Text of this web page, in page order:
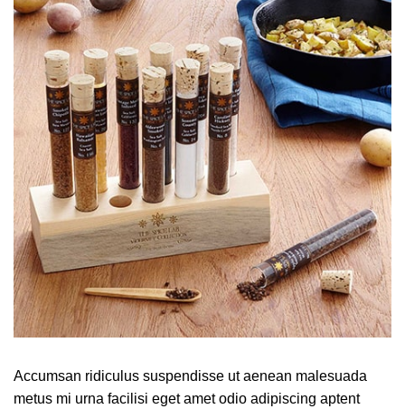
Accumsan ridiculus suspendisse ut aenean malesuada
metus mi urna facilisi eget amet odio adipiscing aptent